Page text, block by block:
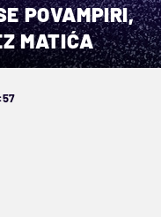
POVAMPIRI,
MATIĆA